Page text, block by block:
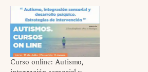
Curso online: Autismo,